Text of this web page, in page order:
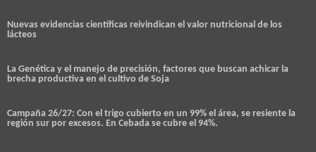
Nuevas evidencias científicas reivindican el valor nutricional de los
lácteos
La Genética y el manejo de precisión, factores que buscan achicar la
brecha productiva en el cultivo de Soja
Campaña 26/27: Con el trigo cubierto en un 99% el área, se resiente la
región sur por excesos. En Cebada se cubre el 94%.